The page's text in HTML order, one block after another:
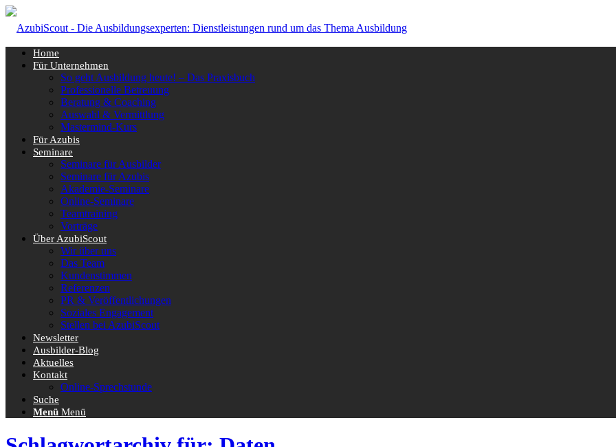
Home
Für Unternehmen
So geht Ausbildung heute! – Das Praxisbuch
Professionelle Betreuung
Beratung & Coaching
Auswahl & Vermittlung
Mastermind-Kurs
Für Azubis
Seminare
Seminare für Ausbilder
Seminare für Azubis
Akademie-Seminare
Online-Seminare
Teamtraining
Vorträge
Über AzubiScout
Wir über uns
Das Team
Kundenstimmen
Referenzen
PR & Veröffentlichungen
Soziales Engagement
Stellen bei AzubiScout
Newsletter
Ausbilder-Blog
Aktuelles
Kontakt
Online-Sprechstunde
Suche
Menü Menü